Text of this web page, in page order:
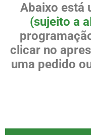
Abaixo está
(sujeito a
clicar no
uma pedido